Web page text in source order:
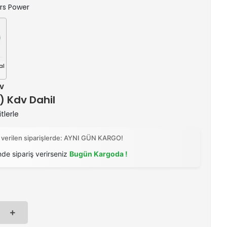
Power
Kdv Dahil
siparişlerde: AYNI GÜN KARGO!
sipariş verirseniz Bugün Kargoda !